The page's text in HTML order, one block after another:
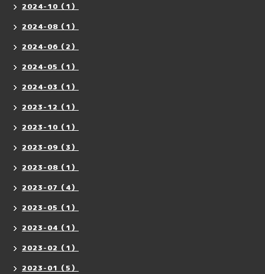
2024-10（1）
2024-08（1）
2024-06（2）
2024-05（1）
2024-03（1）
2023-12（1）
2023-10（1）
2023-09（3）
2023-08（1）
2023-07（4）
2023-05（1）
2023-04（1）
2023-02（1）
2023-01（5）